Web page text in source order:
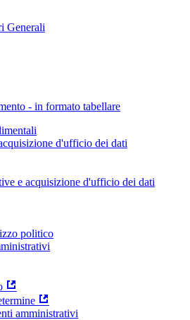
Generali
- in formato tabellare
d'ufficio dei dati
e acquisizione d'ufficio dei dati
politico
amministrativi